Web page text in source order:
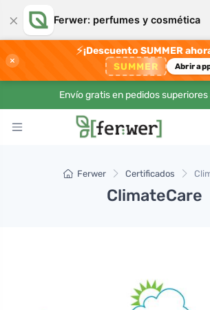
× Ferwer: perfumes y cosmética
×
⚡¡Descuento SUMMER
SUMMER Abrir
Envío gratis en pedidos superiores
Ferwer Certificados
ClimateCare